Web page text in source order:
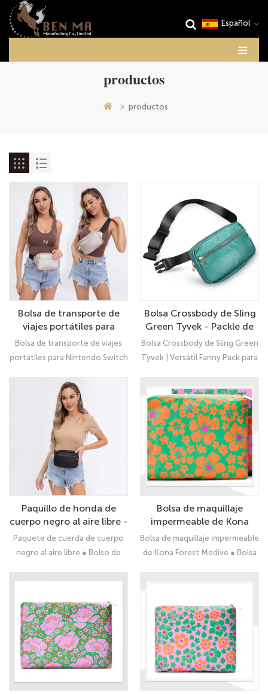
Español
productos
productos
Bolsa de transporte de
viajes portátiles para
Nintendo Switch - bolso
de hombro protector
duradero para uso y
accesorios al aire libre
Bolsa de transporte de viajes
portátiles para Nintendo Switch
duradero para aventuras al aire
libre
Bolsa Crossbody de Sling
Green Tyvek - Packle de
viajes elegante para
hombres y mujeres |
Perfecto para llevar
Bolsa Crossbody de Sling Green
Tyvek | Versátil Fanny Pack para
viajar y llevar Nintendo Switch
OLED
Paquillo de honda de
cuerpo negro al aire libre -
bolso de hombro versátil
para hombres y mujeres |
La bolsa de viaje se adapta
a Nintendo Switch
Paquete de cuerda de cuerpo
negro al aire libre ● Bolso de
mujeres | La bolsa de viaje se
Bolsa de maquillaje
impermeable de Kona
Forest Tyvek - Linda
organizador de bolsa de
Bolsa de maquillaje impermeable
de Kona Forest Medive ● Bolsa